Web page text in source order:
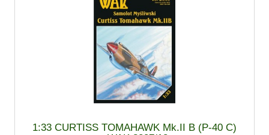
1:33 CURTISS TOMAHAWK Mk.II B (P-40 C)